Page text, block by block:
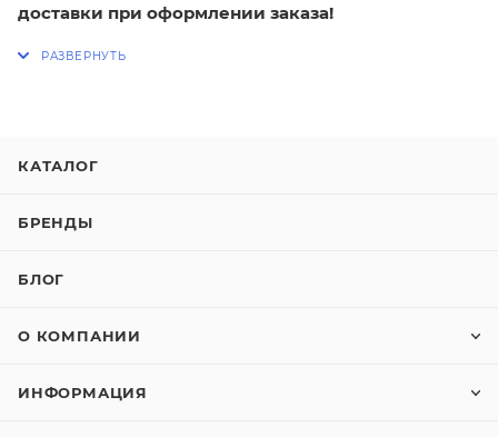
доставки при оформлении заказа!
КАТАЛОГ
БРЕНДЫ
БЛОГ
О КОМПАНИИ
ИНФОРМАЦИЯ